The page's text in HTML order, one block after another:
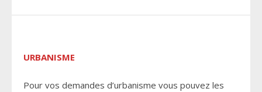
URBANISME
Pour vos demandes d’urbanisme vous pouvez les